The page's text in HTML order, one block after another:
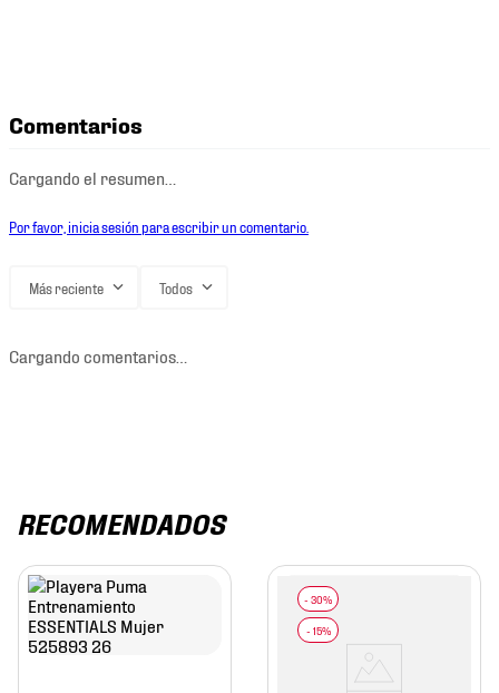
Comentarios
Cargando el resumen…
Por favor, inicia sesión para escribir un comentario.
Más reciente Todos
Cargando comentarios…
RECOMENDADOS